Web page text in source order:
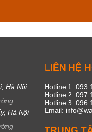
Hà Nội
Hà Nội
LIÊN HỆ
Hotline 1: 093
Hotline 2: 097
Hotline 3: 096
Email:
TRUNG